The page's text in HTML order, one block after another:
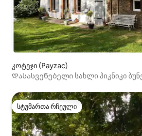
კოტეჯი (Payzac)
Დასასვენებელი სახლი პიკნიკი
სტუმართა რჩეული
სტუმართა რჩეული